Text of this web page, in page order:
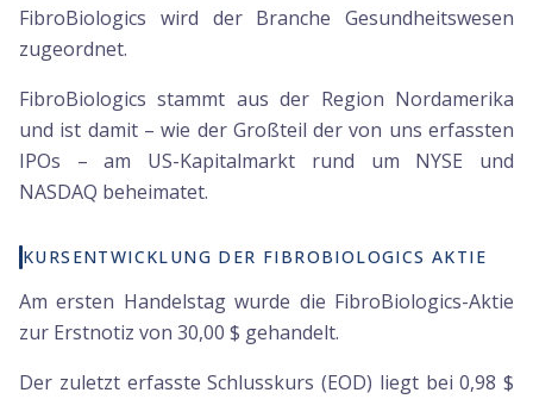
FibroBiologics wird der Branche Gesundheitswesen
zugeordnet.
FibroBiologics stammt aus der Region Nordamerika
und ist damit – wie der Großteil der von uns erfassten
IPOs – am US-Kapitalmarkt rund um NYSE und
NASDAQ beheimatet.
KURSENTWICKLUNG DER FIBROBIOLOGICS AKTIE
Am ersten Handelstag wurde die FibroBiologics-Aktie
zur Erstnotiz von 30,00 $ gehandelt.
Der zuletzt erfasste Schlusskurs (EOD) liegt bei 0,98 $